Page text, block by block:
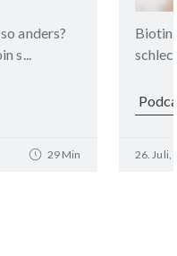
anders?
s...
29 Min
Biotin
26. Juli,